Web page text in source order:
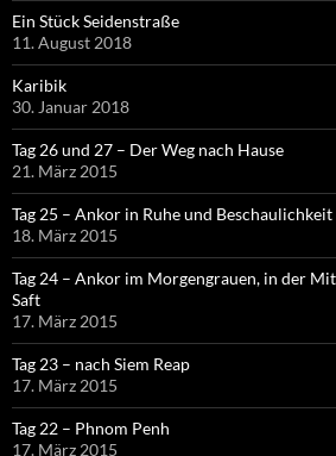
Ein Stück Seidenstraße
11. August 2018
Karibik
30. Januar 2018
Tag 26 und 27 – Der Weg nach Hause
21. März 2015
Tag 25 – Ankor in Ruhe und Beschaulichkeit
18. März 2015
Tag 24 – Ankor im Morgengrauen, in der
Saft
17. März 2015
Tag 23 – nach Siem Reap
17. März 2015
Tag 22 – Phnom Penh
17. März 2015